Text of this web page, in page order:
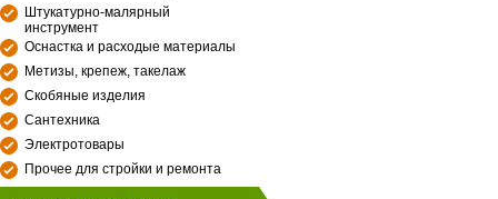
Штукатурно-малярный
инструмент
Оснастка и расходые материалы
Метизы, крепеж, такелаж
Скобяные изделия
Сантехника
Электротовары
Прочее для стройки и ремонта